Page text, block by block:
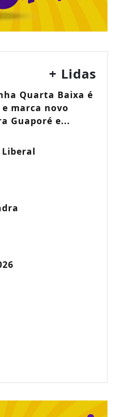
+ Lidas
Quarta Baixa é
marca novo
Guaporé e...